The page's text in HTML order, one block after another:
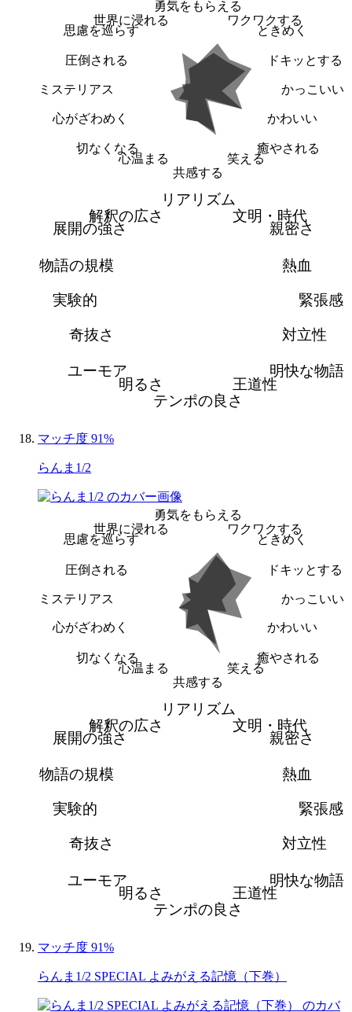
勇気をもらえる
ワクワクする
ときめく
ドキッとする
かっこいい
かわいい
癒やされる
笑える
共感する
心温まる
切なくなる
心がざわめく
ミステリアス
圧倒される
思慮を巡らす
世界に浸れる
リアリズム
文明・時代
親密さ
熱血
緊張感
対立性
明快な物語
王道性
テンポの良さ
明るさ
ユーモア
奇抜さ
実験的
物語の規模
展開の強さ
解釈の広さ
マッチ度 91%
らんま1/2
勇気をもらえる
ワクワクする
ときめく
ドキッとする
かっこいい
かわいい
癒やされる
笑える
共感する
心温まる
切なくなる
心がざわめく
ミステリアス
圧倒される
思慮を巡らす
世界に浸れる
リアリズム
文明・時代
親密さ
熱血
緊張感
対立性
明快な物語
王道性
テンポの良さ
明るさ
ユーモア
奇抜さ
実験的
物語の規模
展開の強さ
解釈の広さ
マッチ度 91%
らんま1/2 SPECIAL よみがえる記憶（下巻）